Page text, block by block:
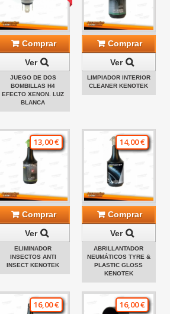
Comprar
Ver
JUEGO DE DOS
BOMBILLAS H4
EFECTO XENON. LUZ
BLANCA
Comprar
Ver
LIMPIADOR INTERIOR
CLEANER KENOTEK
13,00 €
Comprar
Ver
ELIMINADOR
INSECTOS ANTI
INSECT KENOTEK
14,00 €
Comprar
Ver
ABRILLANTADOR
NEUMÁTICOS TYRE &
PLASTIC GLOSS
KENOTEK
16,00 € 16,00 €